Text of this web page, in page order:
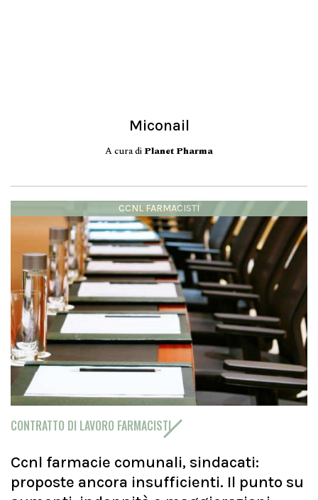
Miconail
A cura di Planet Pharma
CCNL FARMACISTI
CONTRATTO DI LAVORO FARMACISTI
Ccnl farmacie comunali, sindacati:
proposte ancora insufficienti. Il punto su